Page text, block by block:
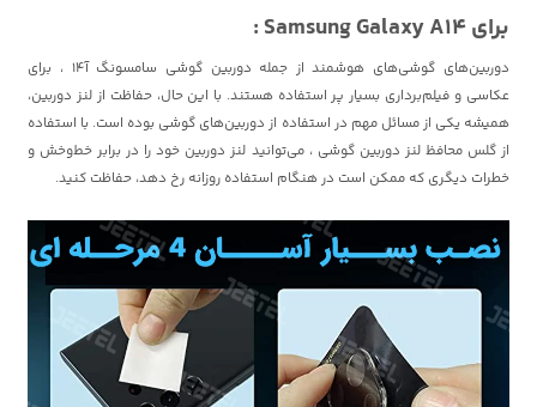
برای Samsung Galaxy A14
:
دوربین‌های گوشی‌های هوشمند از جمله دوربین گوشی سامسونگ آ14 ، برای
عکاسی و فیلم‌برداری بسیار پر استفاده هستند. با این حال، حفاظت از لنز دوربین،
همیشه یکی از مسائل مهم در استفاده از دوربین‌های گوشی بوده است. با استفاده
از گلس محافظ لنز دوربین گوشی ، می‌توانید لنز دوربین خود را در برابر خط‌وخش و
خطرات دیگری که ممکن است در هنگام استفاده روزانه رخ دهد، حفاظت کنید.